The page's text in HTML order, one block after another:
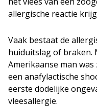
allergische reactie
Vaak bestaat de
huiduitslag of braken.
Amerikaanse man
een anafylactische
eerste dodelijke
vleesallergie.